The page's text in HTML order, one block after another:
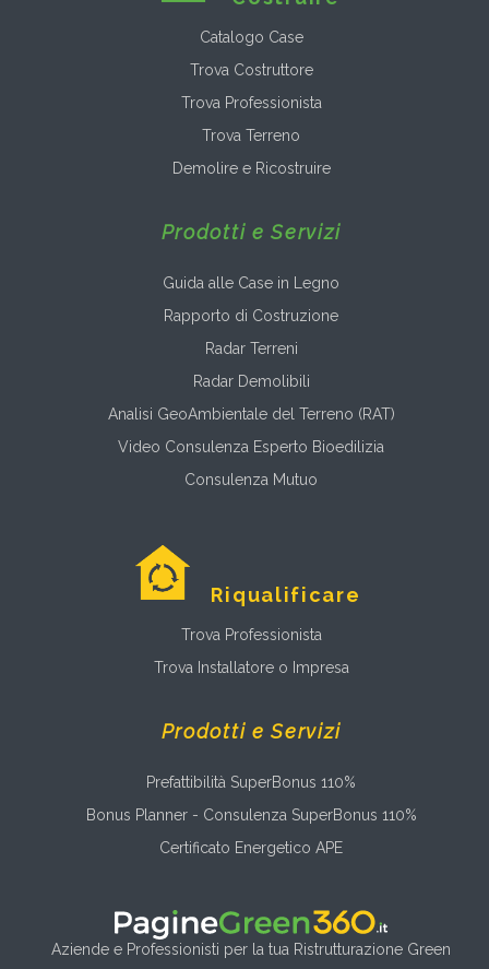
Catalogo Case
Trova Costruttore
Trova Professionista
Trova Terreno
Demolire e Ricostruire
Prodotti e Servizi
Guida alle Case in Legno
Rapporto di Costruzione
Radar Terreni
Radar Demolibili
Analisi GeoAmbientale del Terreno (RAT)
Video Consulenza Esperto Bioedilizia
Consulenza Mutuo
Riqualificare
Trova Professionista
Trova Installatore o Impresa
Prodotti e Servizi
Prefattibilità SuperBonus 110%
Bonus Planner - Consulenza SuperBonus 110%
Certificato Energetico APE
Aziende e Professionisti per la tua Ristrutturazione Green